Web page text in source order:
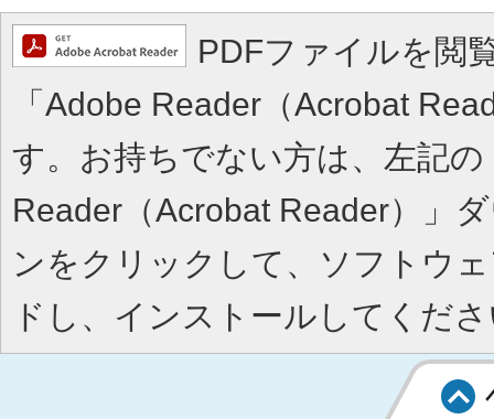
PDFファイルを閲
「Adobe Reader（Acrobat
す。お持ちでない方は、左記の
Reader（Acrobat Reader）」
ンをクリックして、ソフトウ
ドし、インストールしてくだ